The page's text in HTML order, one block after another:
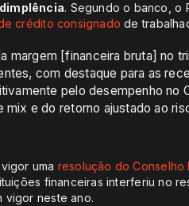
. Segundo o banco, o
crédito consignado de
margem [financeira bruta] no
com destaque para as
pelo desempenho no
mix e do retorno ajustado ao
uma resolução do Conselho
financeiras interferiu no
vigor neste ano.